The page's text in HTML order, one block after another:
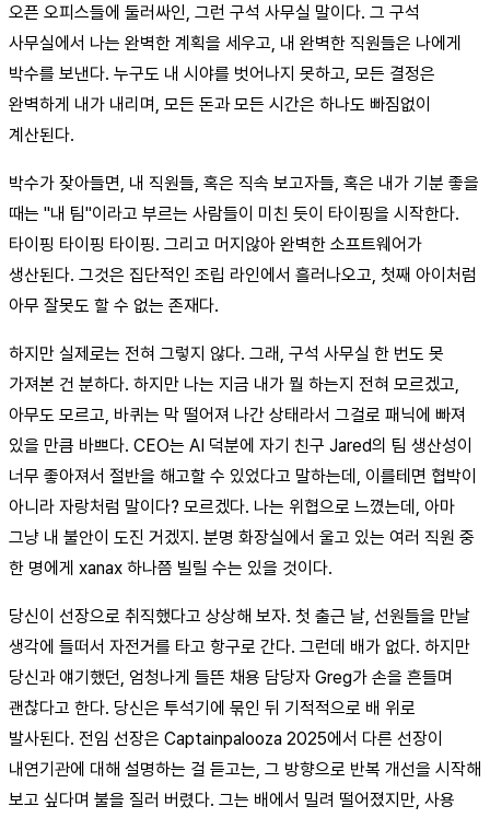
오픈 오피스들에 둘러싸인, 그런 구석 사무실 말이다. 그 구석
사무실에서 나는 완벽한 계획을 세우고, 내 완벽한 직원들은 나에게
박수를 보낸다. 누구도 내 시야를 벗어나지 못하고, 모든 결정은
완벽하게 내가 내리며, 모든 돈과 모든 시간은 하나도 빠짐없이
계산된다.
박수가 잦아들면, 내 직원들, 혹은 직속 보고자들, 혹은 내가 기분 좋을
때는 "내 팀"이라고 부르는 사람들이 미친 듯이 타이핑을 시작한다.
타이핑 타이핑 타이핑. 그리고 머지않아 완벽한 소프트웨어가
생산된다. 그것은 집단적인 조립 라인에서 흘러나오고, 첫째 아이처럼
아무 잘못도 할 수 없는 존재다.
하지만 실제로는 전혀 그렇지 않다. 그래, 구석 사무실 한 번도 못
가져본 건 분하다. 하지만 나는 지금 내가 뭘 하는지 전혀 모르겠고,
아무도 모르고, 바퀴는 막 떨어져 나간 상태라서 그걸로 패닉에 빠져
있을 만큼 바쁘다. CEO는 AI 덕분에 자기 친구 Jared의 팀 생산성이
너무 좋아져서 절반을 해고할 수 있었다고 말하는데, 이를테면 협박이
아니라 자랑처럼 말이다? 모르겠다. 나는 위협으로 느꼈는데, 아마
그냥 내 불안이 도진 거겠지. 분명 화장실에서 울고 있는 여러 직원 중
한 명에게 xanax 하나쯤 빌릴 수는 있을 것이다.
당신이 선장으로 취직했다고 상상해 보자. 첫 출근 날, 선원들을 만날
생각에 들떠서 자전거를 타고 항구로 간다. 그런데 배가 없다. 하지만
당신과 얘기했던, 엄청나게 들뜬 채용 담당자 Greg가 손을 흔들며
괜찮다고 한다. 당신은 투석기에 묶인 뒤 기적적으로 배 위로
발사된다. 전임 선장은 Captainpalooza 2025에서 다른 선장이
내연기관에 대해 설명하는 걸 듣고는, 그 방향으로 반복 개선을 시작해
보고 싶다며 불을 질러 버렸다. 그는 배에서 밀려 떨어졌지만, 사용